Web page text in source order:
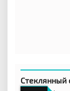
Стеклянный